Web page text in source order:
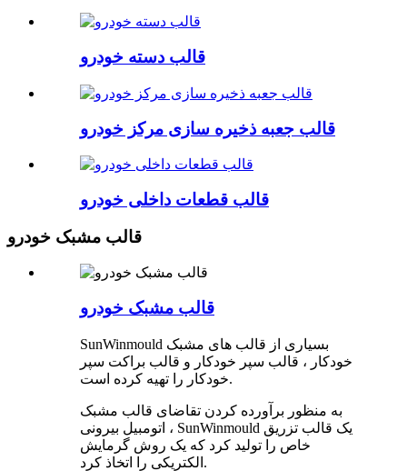
قالب دسته خودرو
قالب جعبه ذخیره سازی مرکز خودرو
قالب قطعات داخلی خودرو
قالب مشبک خودرو
قالب مشبک خودرو
SunWinmould بسیاری از قالب های مشبک
خودکار ، قالب سپر خودکار و قالب براکت سپر
خودکار را تهیه کرده است.
به منظور برآورده کردن تقاضای قالب مشبک
اتومبیل بیرونی ، SunWinmould یک قالب تزریق
خاص را تولید کرد که یک روش گرمایش
الکتریکی را اتخاذ کرد.